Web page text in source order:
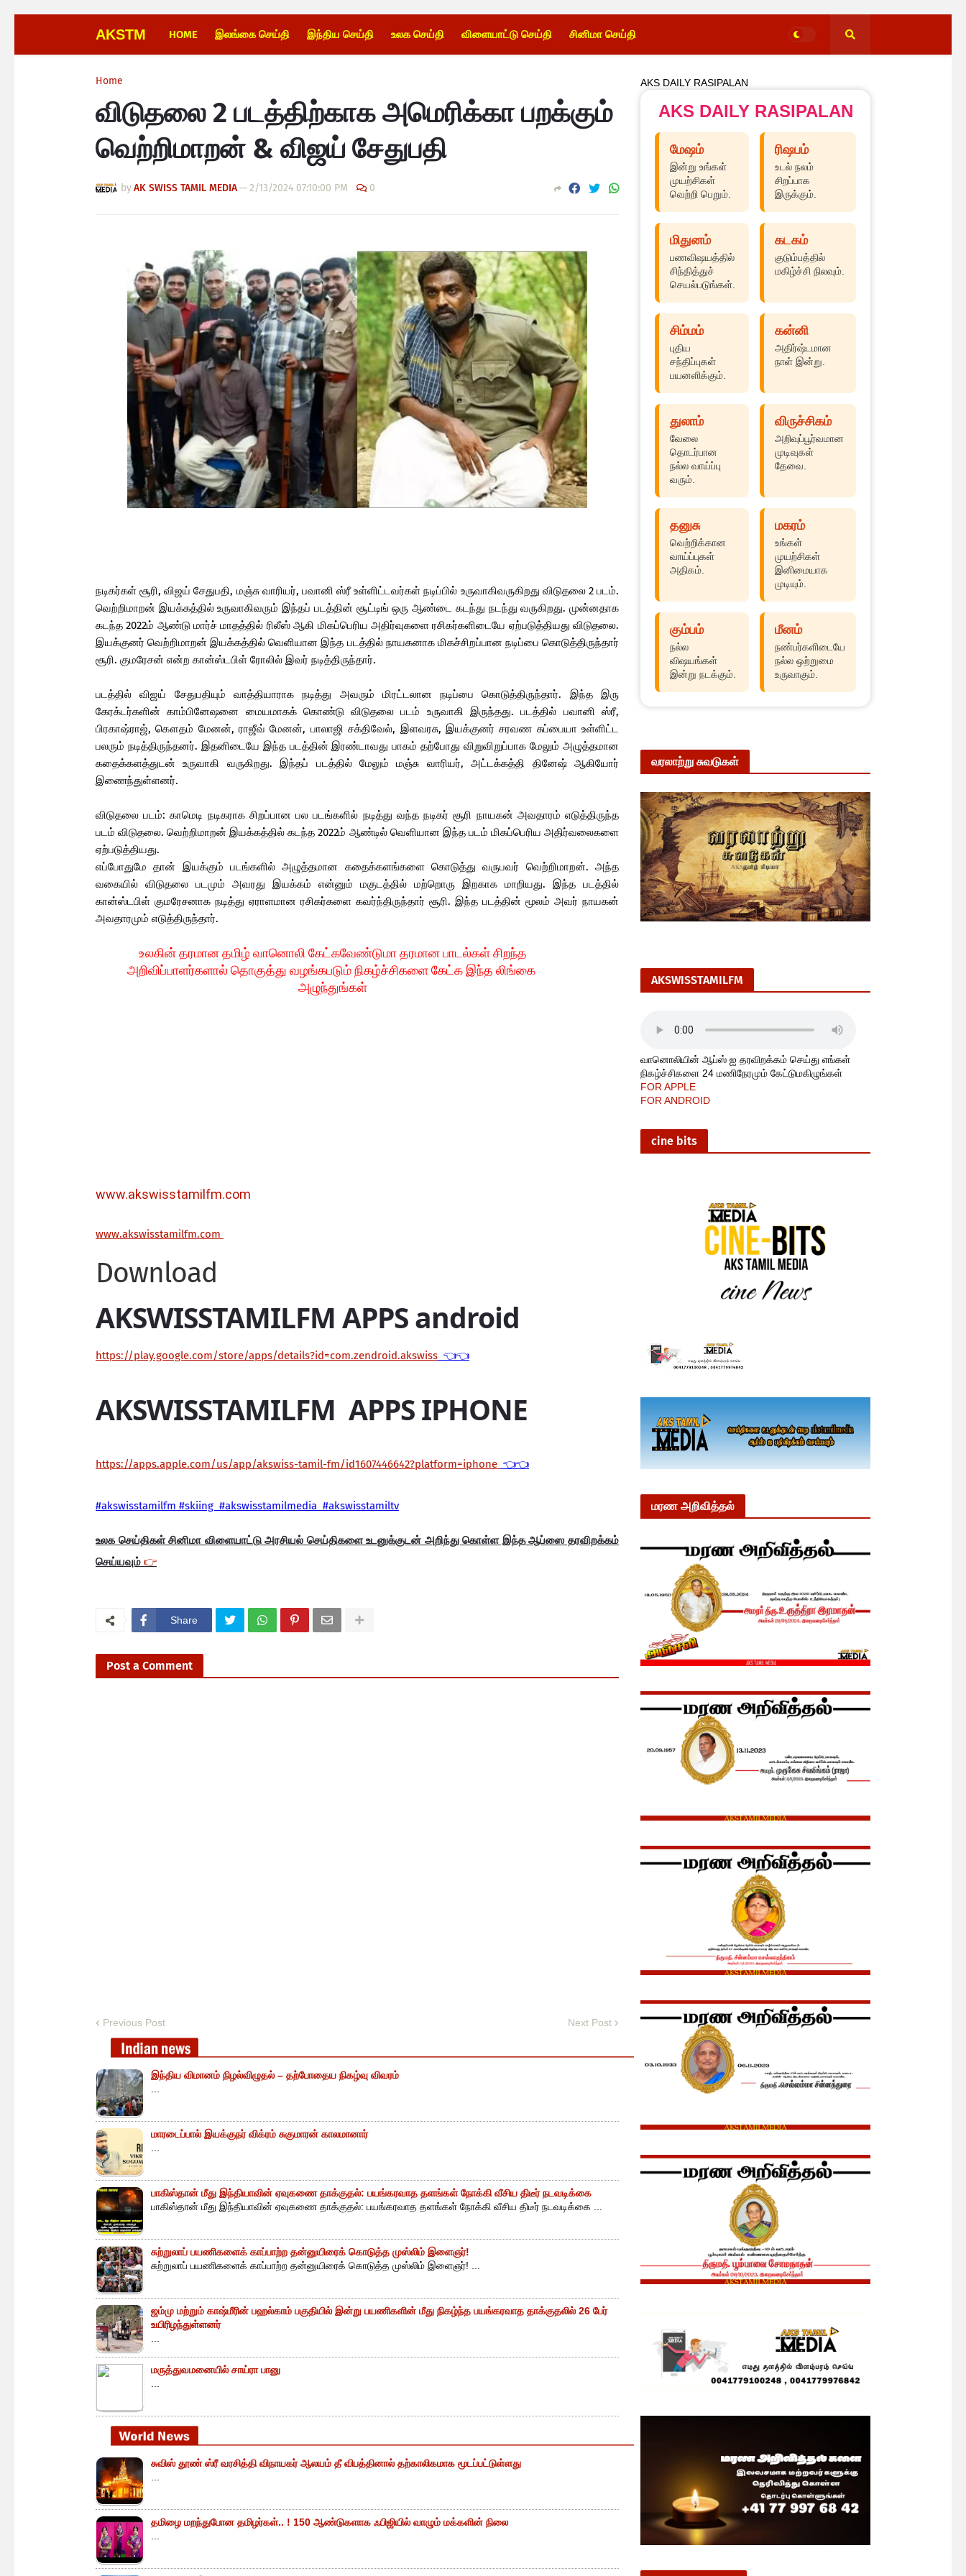
AKSTM HOME இலங்கை செய்தி இந்திய செய்தி உலக செய்தி விளையாட்டு செய்தி சினிமா செய்தி
Home
விடுதலை 2 படத்திற்காக அமெரிக்கா பறக்கும்
வெற்றிமாறன் & விஜய் சேதுபதி
byAK SWISS TAMIL MEDIA—2/13/2024 07:10:00 PM 0
நடிகர்கள் சூரி, விஜய் சேதுபதி, மஞ்சு வாரியர், பவானி ஸ்ரீ உள்ளிட்டவர்கள் நடிப்பில் உருவாகிவருகிறது விடுதலை 2 படம்.
வெற்றிமாறன் இயக்கத்தில் உருவாகிவரும் இந்தப் படத்தின் சூட்டிங் ஒரு ஆண்டை கடந்து நடந்து வருகிறது. முன்னதாக
கடந்த 2022ம் ஆண்டு மார்ச் மாதத்தில் ரிலீஸ் ஆகி மிகப்பெரிய அதிர்வுகளை ரசிகர்களிடையே ஏற்படுத்தியது விடுதலை.
இயக்குனர் வெற்றிமாறன் இயக்கத்தில் வெளியான இந்த படத்தில் நாயகனாக மிகச்சிறப்பான நடிப்பை கொடுத்திருந்தார்
சூரி. குமரேசன் என்ற கான்ஸ்டபிள் ரோலில் இவர் நடித்திருந்தார்.
படத்தில் விஜய் சேதுபதியும் வாத்தியாராக நடித்து அவரும் மிரட்டலான நடிப்பை கொடுத்திருந்தார். இந்த இரு
கேரக்டர்களின் காம்பினேஷனை மையமாகக் கொண்டு விடுதலை படம் உருவாகி இருந்தது. படத்தில் பவானி ஸ்ரீ,
பிரகாஷ்ராஜ், கௌதம் மேனன், ராஜீவ் மேனன், பாலாஜி சக்திவேல், இளவரசு, இயக்குனர் சரவண சுப்பையா உள்ளிட்ட
பலரும் நடித்திருந்தனர். இதனிடையே இந்த படத்தின் இரண்டாவது பாகம் தற்போது விறுவிறுப்பாக மேலும் அழுத்தமான
கதைக்களத்துடன் உருவாகி வருகிறது. இந்தப் படத்தில் மேலும் மஞ்சு வாரியர், அட்டக்கத்தி தினேஷ் ஆகியோர்
இணைந்துள்ளனர்.
விடுதலை படம்: காமெடி நடிகராக சிறப்பான பல படங்களில் நடித்து வந்த நடிகர் சூரி நாயகன் அவதாரம் எடுத்திருந்த
படம் விடுதலை. வெற்றிமாறன் இயக்கத்தில் கடந்த 2022ம் ஆண்டில் வெளியான இந்த படம் மிகப்பெரிய அதிர்வலைகளை
ஏற்படுத்தியது.
எப்போதுமே தான் இயக்கும் படங்களில் அழுத்தமான கதைக்களங்களை கொடுத்து வருபவர் வெற்றிமாறன். அந்த
வகையில் விடுதலை படமும் அவரது இயக்கம் என்னும் மகுடத்தில் மற்றொரு இறகாக மாறியது. இந்த படத்தில்
கான்ஸ்டபிள் குமரேசனாக நடித்து ஏராளமான ரசிகர்களை கவர்ந்திருந்தார் சூரி. இந்த படத்தின் மூலம் அவர் நாயகன்
அவதாரமும் எடுத்திருந்தார்.
உலகின் தரமான தமிழ் வானொலி கேட்கவேண்டுமா தரமான பாடல்கள் சிறந்த
அறிவிப்பாளர்களால் தொகுத்து வழங்கபடும் நிகழ்ச்சிகளை கேட்க இந்த லிங்கை
அழுந்துங்கள்
www.akswisstamilfm.com
www.akswisstamilfm.com
Download
AKSWISSTAMILFM APPS android
https://play.google.com/store/apps/details?id=com.zendroid.akswiss 👈👈
AKSWISSTAMILFM APPS IPHONE
https://apps.apple.com/us/app/akswiss-tamil-fm/id1607446642?platform=iphone 👈👈
#akswisstamilfm #skiing #akswisstamilmedia #akswisstamiltv
உலக செய்திகள் சினிமா விளையாட்டு அரசியல் செய்திகளை உடனுக்குடன் அறிந்து கொள்ள இந்த ஆப்ஸை தரவிறக்கம்
செய்யவும் 👉
Share
Post a Comment
Previous Post Next Post
இந்திய விமானம் நிழல்விழுதல் – தற்போதைய நிகழ்வு விவரம்
...
மாரடைப்பால் இயக்குநர் விக்ரம் சுகுமாரன் காலமானார்
...
பாகிஸ்தான் மீது இந்தியாவின் ஏவுகணை தாக்குதல்: பயங்கரவாத தளங்கள் நோக்கி வீசிய திடீர் நடவடிக்கை
பாகிஸ்தான் மீது இந்தியாவின் ஏவுகணை தாக்குதல்: பயங்கரவாத தளங்கள் நோக்கி வீசிய திடீர் நடவடிக்கை ...
சுற்றுலாப் பயணிகளைக் காப்பாற்ற தன்னுயிரைக் கொடுத்த முஸ்லிம் இளைஞர்!
சுற்றுலாப் பயணிகளைக் காப்பாற்ற தன்னுயிரைக் கொடுத்த முஸ்லிம் இளைஞர்! ...
ஜம்மு மற்றும் காஷ்மீரின் பஹல்காம் பகுதியில் இன்று பயணிகளின் மீது நிகழ்ந்த பயங்கரவாத தாக்குதலில் 26 பேர்
உயிரிழந்துள்ளனர்
...
மருத்துவமனையில் சாய்ரா பானு
...
சுவிஸ் தூண் ஸ்ரீ வரசித்தி விநாயகர் ஆலயம் தீ விபத்தினால் தற்காலிகமாக மூடப்பட்டுள்ளது
...
தமிழை மறந்துபோன தமிழர்கள்.. ! 150 ஆண்டுகளாக ஃபிஜியில் வாழும் மக்களின் நிலை
...
AKS DAILY RASIPALAN
AKS DAILY RASIPALAN
மேஷம்
இன்று உங்கள்
முயற்சிகள்
வெற்றி பெறும்.
ரிஷபம்
உடல் நலம்
சிறப்பாக
இருக்கும்.
மிதுனம்
பணவிஷயத்தில்
சிந்தித்துச்
செயல்படுங்கள்.
கடகம்
குடும்பத்தில்
மகிழ்ச்சி நிலவும்.
சிம்மம்
புதிய
சந்திப்புகள்
பயனளிக்கும்.
கன்னி
அதிர்ஷ்டமான
நாள் இன்று.
துலாம்
வேலை
தொடர்பான
நல்ல வாய்ப்பு
வரும்.
விருச்சிகம்
அறிவுப்பூர்வமான
முடிவுகள்
தேவை.
தனுசு
வெற்றிக்கான
வாய்ப்புகள்
அதிகம்.
மகரம்
உங்கள்
முயற்சிகள்
இனிமையாக
முடியும்.
கும்பம்
நல்ல
விஷயங்கள்
இன்று நடக்கும்.
மீனம்
நண்பர்களிடையே
நல்ல ஒற்றுமை
உருவாகும்.
வரலாற்று சுவடுகள்
AKSWISSTAMILFM
வானொலியின் ஆப்ஸ் ஐ தரவிறக்கம் செய்து எங்கள்
நிகழ்ச்சிகளை 24 மணிநேரமும் கேட்டுமகிழுங்கள்
FOR APPLE
FOR ANDROID
cine bits
மரண அறிவித்தல்